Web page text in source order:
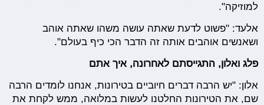
למוזיקה".
אלעד: "פשוט לדעת שאתה עושה משהו שאתה אוהב
ושאנשים אוהבים אותה זה הדבר הכי כיף בעולם".
פלג ואלון, התגייסתם לאחרונה, איך אתם
אלון: "יש הרבה דברים חיוביים בטירונות, אנחנו לומדים הרבה
שם, את הטירונות החלטנו לעשות במלואה, ממש לקחת את